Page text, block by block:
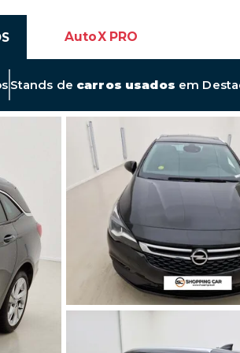
AutoX PRO
Link
para
Novos
Stands de carros usados em